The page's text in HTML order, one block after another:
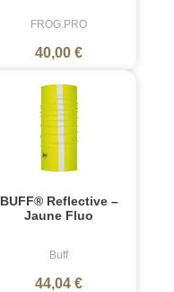
FROG.PRO
40,00 €
BUFF® Reflective –
Jaune Fluo
Buff
44,04 €